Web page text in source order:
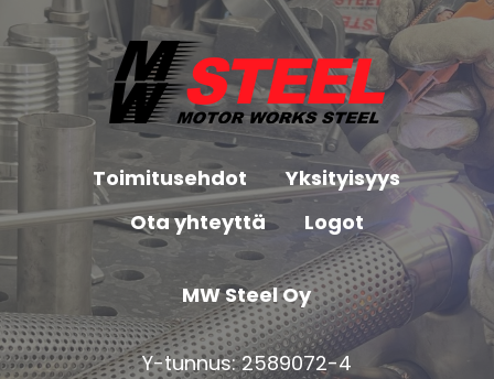
Toimitusehdot
Yksityisyys
Ota yhteyttä
Logot
MW Steel Oy
Y-tunnus: 2589072-4